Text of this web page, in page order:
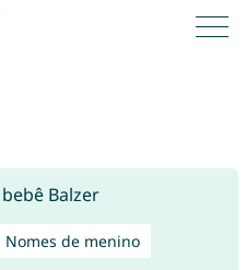
Nomes de menino